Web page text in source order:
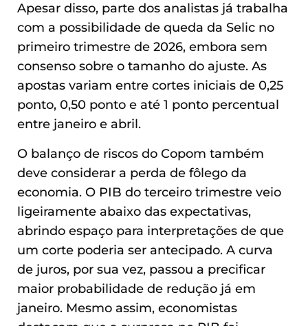
Apesar disso, parte dos analistas já trabalha
com a possibilidade de queda da Selic no
primeiro trimestre de 2026, embora sem
consenso sobre o tamanho do ajuste. As
apostas variam entre cortes iniciais de 0,25
ponto, 0,50 ponto e até 1 ponto percentual
entre janeiro e abril.
O balanço de riscos do Copom também
deve considerar a perda de fôlego da
economia. O PIB do terceiro trimestre veio
ligeiramente abaixo das expectativas,
abrindo espaço para interpretações de que
um corte poderia ser antecipado. A curva
de juros, por sua vez, passou a precificar
maior probabilidade de redução já em
janeiro. Mesmo assim, economistas